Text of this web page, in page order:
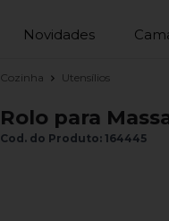
Novidades
Cozinha Utensílios
Rolo para
Cod. do Produto: 164445